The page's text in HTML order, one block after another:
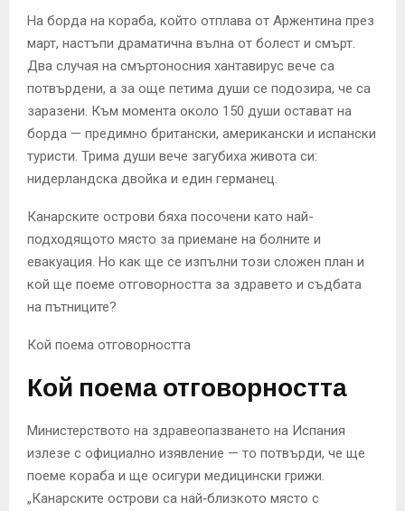
На борда на кораба, който отплава от Аржентина през
март, настъпи драматична вълна от болест и смърт.
Два случая на смъртоносния хантавирус вече са
потвърдени, а за още петима души се подозира, че са
заразени. Към момента около 150 души остават на
борда — предимно британски, американски и испански
туристи. Трима души вече загубиха живота си:
нидерландска двойка и един германец.
Канарските острови бяха посочени като най-
подходящото място за приемане на болните и
евакуация. Но как ще се изпълни този сложен план и
кой ще поеме отговорността за здравето и съдбата
на пътниците?
Кой поема отговорността
Кой поема отговорността
Министерството на здравеопазването на Испания
излезе с официално изявление — то потвърди, че ще
поеме кораба и ще осигури медицински грижи.
„Канарските острови са най‑близкото място с